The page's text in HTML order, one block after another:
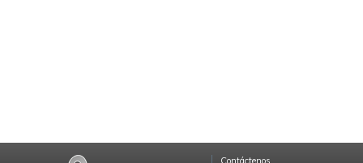
Contáctenos